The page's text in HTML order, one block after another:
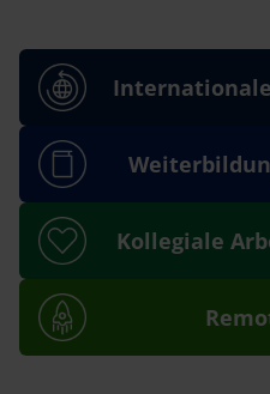
Kollegiale